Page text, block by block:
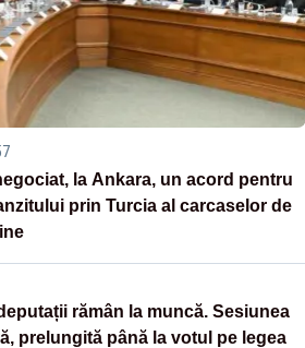
la Ankara, un acord pentru
prin Turcia al carcaselor de
rămân la muncă. Sesiunea
prelungită până la votul pe legea